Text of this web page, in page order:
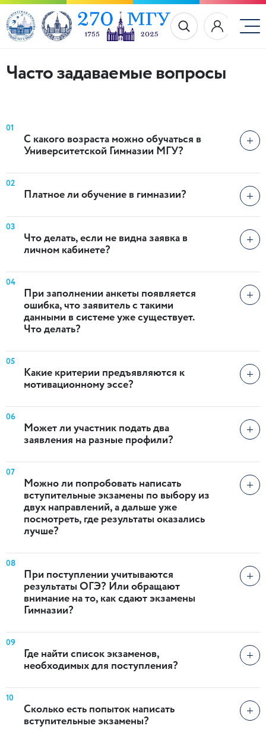
Часто задаваемые вопросы
01
С какого возраста можно обучаться в
Университетской Гимназии МГУ?
02
Платное ли обучение в гимназии?
03
Что делать, если не видна заявка в
личном кабинете?
04
При заполнении анкеты появляется
ошибка, что заявитель с такими
данными в системе уже существует.
Что делать?
05
Какие критерии предъявляются к
мотивационному эссе?
06
Может ли участник подать два
заявления на разные профили?
07
Можно ли попробовать написать
вступительные экзамены по выбору из
двух направлений, а дальше уже
посмотреть, где результаты оказались
лучше?
08
При поступлении учитываются
результаты ОГЭ? Или обращают
внимание на то, как сдают экзамены
Гимназии?
09
Где найти список экзаменов,
необходимых для поступления?
10
Сколько есть попыток написать
вступительные экзамены?